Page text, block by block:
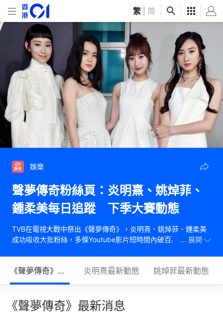
繁 简
娛樂
聲夢傳奇粉絲頁：炎明熹、姚焯菲、
鍾柔美每日追蹤 下季大賽動態
TVB在電視大戰中祭出《聲夢傳奇》，炎明熹、姚焯菲、鍾柔美
成功吸收大批粉絲，多條Youtube影片短時間內破百萬點擊。本
... 展開
《聲夢傳奇》最新消息 炎明熹最新動態 姚焯菲最新動態
《聲夢傳奇》最新消息